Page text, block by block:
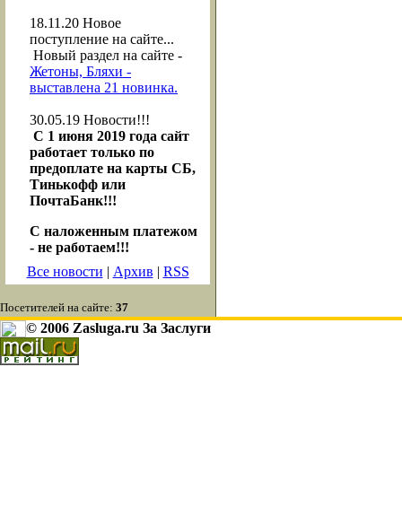
18.11.20 Новое
поступление на сайте...
Новый раздел на сайте -
Жетоны, Бляхи -
выставлена 21 новинка.
30.05.19 Новости!!!
С 1 июня 2019 года сайт
работает только по
предоплате на карты СБ,
Тинькофф или
ПочтаБанк!!!
С наложенным платежом
- не работаем!!!
Все новости | Архив | RSS
Посетителей на сайте: 37
© 2006 Zasluga.ru За Заслуги